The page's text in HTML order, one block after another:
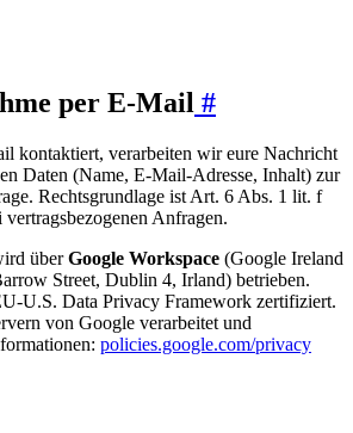
per E-Mail #
kontaktiert, verarbeiten wir eure Nachricht
Daten (Name, E-Mail-Adresse, Inhalt) zur
Rechtsgrundlage ist Art. 6 Abs. 1 lit. f
Anfragen.
überGoogle Workspace (Google Ireland
Street, Dublin 4, Irland) betrieben.
U.S. Data Privacy Framework zertifiziert.
von Google verarbeitet und
policies.google.com/privacy